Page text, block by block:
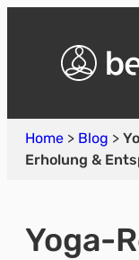
Home > Blog >
Erholung &
Yoga-